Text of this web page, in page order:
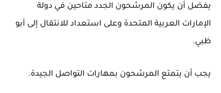
يفضل أن يكون المرشحون الجدد متاحين في دولة
الإمارات العربية المتحدة وعلى استعداد للانتقال إلى أبو
ظبي.
يجب أن يتمتع المرشحون بمهارات التواصل الجيدة.